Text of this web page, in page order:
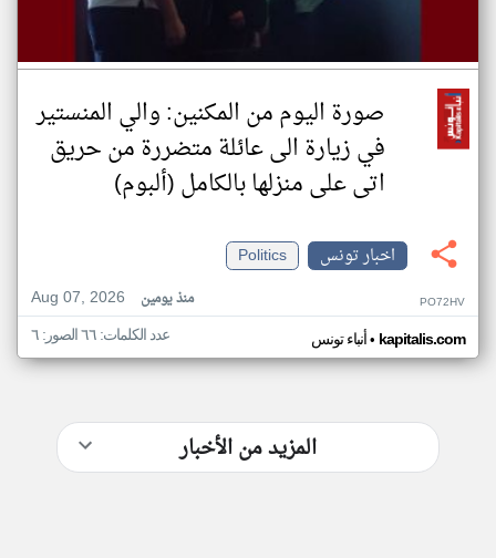
صورة اليوم من المكنين: والي المنستير
في زيارة الى عائلة متضررة من حريق
اتى على منزلها بالكامل (ألبوم)
اخبار تونس
Politics
Aug 07, 2026
منذ يومين PO72HV
أنباء تونس• kapitalis.com عدد الكلمات: ٦٦ الصور: ٦
المزيد من الأخبار